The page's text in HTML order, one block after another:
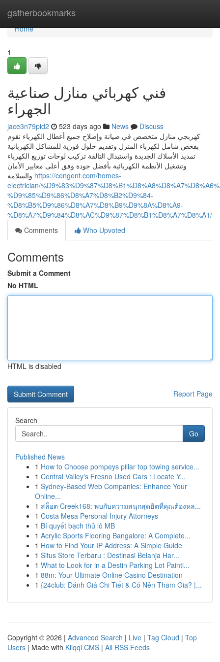
gatherbookmarks
Home
Home
1
فني كهربائي منازل صناعية
الجهراء
jace3n79pid2 523 days ago News
Discuss
كهربجي منازل متخصص في صيانة وإصلاح جميع أعطال الكهرباء نقوم
بفحص شامل لكهرباء المنزل وتقديم حلول فورية للمشاكل الكهربائية
تمديد الأسلاك الجديدة واستبدال التالفة تركيب لوحات توزيع الكهرباء
وتشغيل الأنظمة الكهربائية بأفضل جودة وفق أعلى معايير الأمان
https://cengent.com/homes-
electrician/
%D9%85%D9%86%D8%A7%D8%B2%D9%84-
%D8%B5%D9%86%D8%A7%D8%B9%D9%8A%D8%A9-
%D8%A7%D9%84%D8%AC%D9%87%D8%B1%D8%A7%D8%A1/
Comments
Who Upvoted
Comments
Submit a Comment
No HTML
HTML is disabled
Report Page
Search
Go
Published News
1 How to Choose pompeys pillar top towing service...
1 Central Valley's Fresno Used Cars : Locate Y...
1 Sydney-Based Web Companies: Enhance Your
Online...
1 สล็อต Creek168: พบกับความสนุกสุดฮิตที่คุณต้องหล...
1 Costa Mesa Personal Injury Attorneys
1 Bí quyết bạch thủ lô MB
1 Acrylic Sports Flooring Bangalore: A Complete...
1 How to Find Your IP Address: A Simple Guide
1 Situs Store Terbaru : Destinasi Belanja Har...
1 What to Look for in a Destin Parking Lot Painti...
1 88m: Your Ultimate Online Casino Destination
1 {24club: Đánh Giá Chi Tiết & Có Nên Tham Gia? |...
Copyright © 2026 | Advanced Search | Live | Tag Cloud | Top
Users | Made with Kliqqi CMS | All RSS Feeds